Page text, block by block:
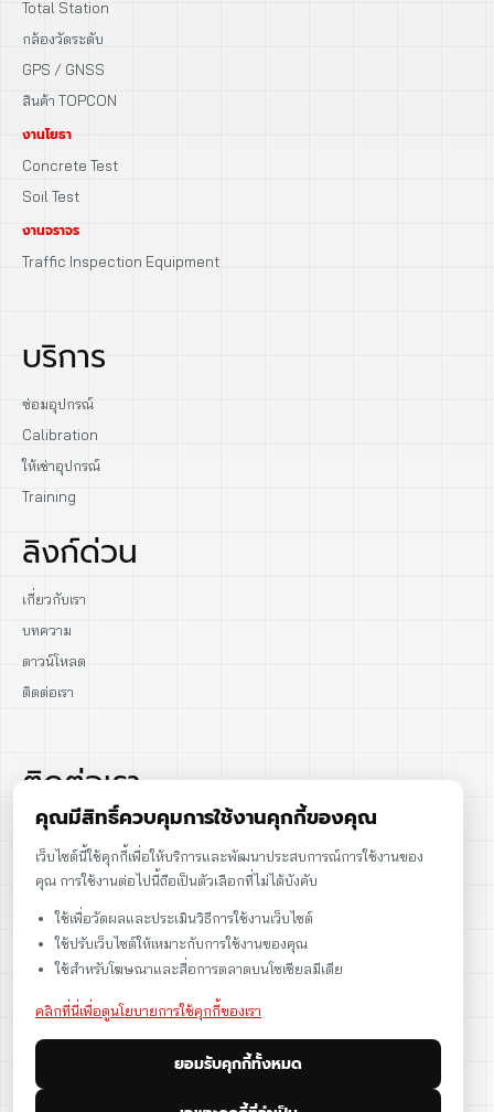
Total Station
กล้องวัดระดับ
GPS / GNSS
สินค้า TOPCON
งานโยธา
Concrete Test
Soil Test
งานจราจร
Traffic Inspection Equipment
บริการ
ซ่อมอุปกรณ์
Calibration
ให้เช่าอุปกรณ์
Training
ลิงก์ด่วน
เกี่ยวกับเรา
บทความ
ดาวน์โหลด
ติดต่อเรา
ติดต่อเรา
086-086-2000
sales@cst.co.th
คุณมีสิทธิ์ควบคุมการใช้งานคุกกี้ของคุณ
เว็บไซต์นี้ใช้คุกกี้เพื่อให้บริการและพัฒนาประสบการณ์การใช้งานของ
คุณ การใช้งานต่อไปนี้ถือเป็นตัวเลือกที่ไม่ได้บังคับ
ใช้เพื่อวัดผลและประเมินวิธีการใช้งานเว็บไซต์
ใช้ปรับเว็บไซต์ให้เหมาะกับการใช้งานของคุณ
ใช้สำหรับโฆษณาและสื่อการตลาดบนโซเชียลมีเดีย
คลิกที่นี่เพื่อดูนโยบายการใช้คุกกี้ของเรา
ยอมรับคุกกี้ทั้งหมด